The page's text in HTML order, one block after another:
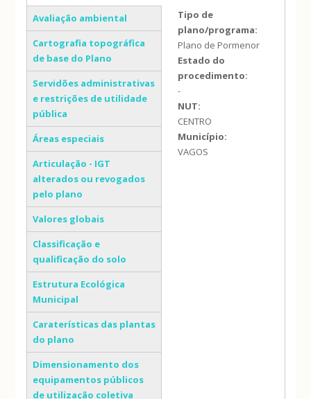
(separador ativo)
Avaliação ambiental
Cartografia topográfica
de base do Plano
Servidões administrativas
e restrições de utilidade
pública
Áreas especiais
Articulação - IGT
alterados ou revogados
pelo plano
Valores globais
Classificação e
qualificação do solo
Estrutura Ecológica
Municipal
Caraterísticas das plantas
do plano
Dimensionamento dos
equipamentos públicos
de utilização coletiva
Tipo de
plano/programa:
Plano de Pormenor
Estado do
procedimento:
-
NUT:
CENTRO
Município:
VAGOS